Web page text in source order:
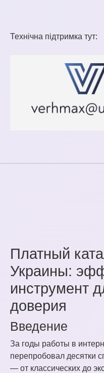
Технічна підтримка тут:
Платный
Украины:
инструмент
доверия
Введение
За годы работы в
перепробовал десятки
— от классических до